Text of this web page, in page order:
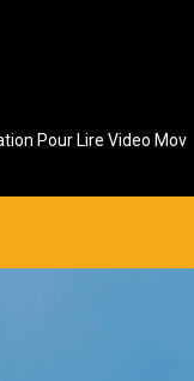
Pour Lire Video Mov